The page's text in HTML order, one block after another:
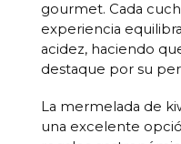
gourmet. Cada
experiencia
acidez, haciendo
destaque por su
La mermelada de
una excelente